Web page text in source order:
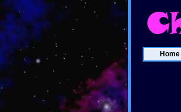
Home